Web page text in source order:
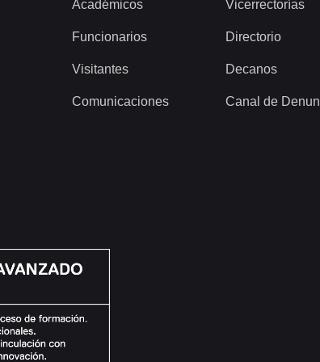
Académicos
Funcionarios
Visitantes
Comunicaciones
Vicerrectorías
Directorio
Decanos
Canal de